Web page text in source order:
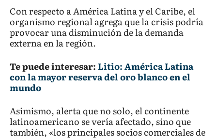
Con respecto a América Latina y el Caribe, el
organismo regional agrega que la crisis podría
provocar una disminución de la demanda
externa en la región.
Te puede interesar:Litio: América Latina
con la mayor reserva del oro blanco en el
mundo
Asimismo, alerta que no solo, el continente
latinoamericano se vería afectado, sino que
también, «los principales socios comerciales de